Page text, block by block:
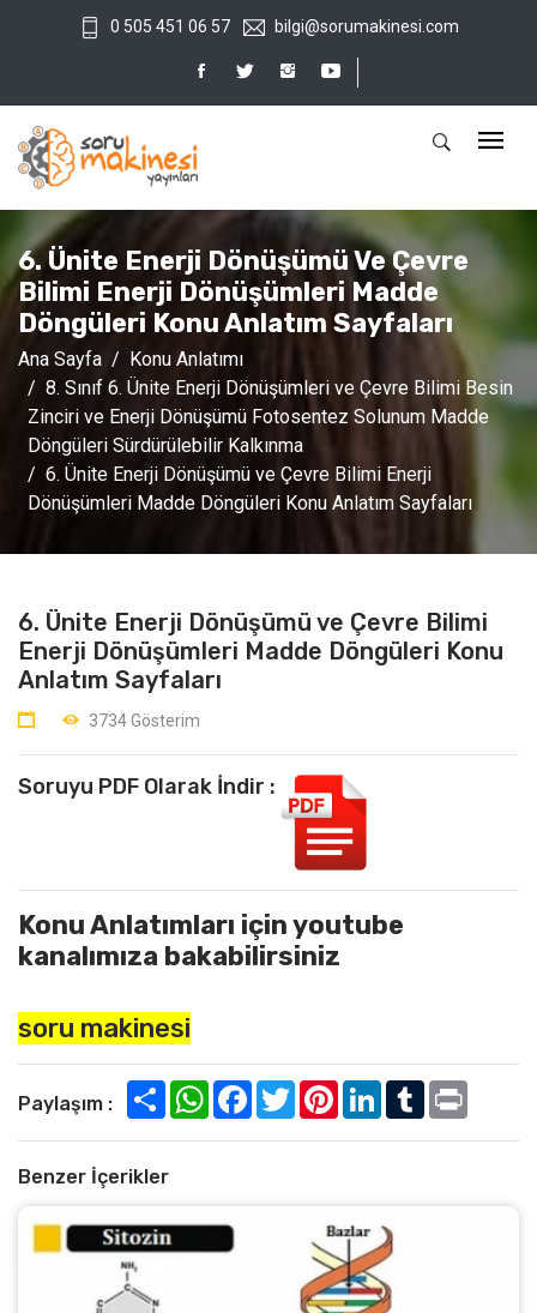
0 505 451 06 57 bilgi@sorumakinesi.com
6. Ünite Enerji Dönüşümü Ve Çevre
Bilimi Enerji Dönüşümleri Madde
Döngüleri Konu Anlatım Sayfaları
Ana Sayfa
Konu Anlatımı
8. Sınıf 6. Ünite Enerji Dönüşümleri ve Çevre Bilimi Besin
Zinciri ve Enerji Dönüşümü Fotosentez Solunum Madde
Döngüleri Sürdürülebilir Kalkınma
6. Ünite Enerji Dönüşümü ve Çevre Bilimi Enerji
Dönüşümleri Madde Döngüleri Konu Anlatım Sayfaları
6. Ünite Enerji Dönüşümü ve Çevre Bilimi
Enerji Dönüşümleri Madde Döngüleri Konu
Anlatım Sayfaları
3734 Gösterim
Soruyu PDF Olarak İndir :
Konu Anlatımları için youtube
kanalımıza bakabilirsiniz
soru makinesi
Paylaşım :
Benzer İçerikler